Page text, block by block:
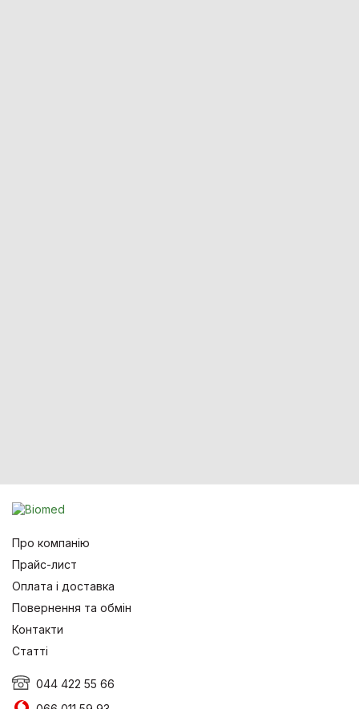
Про компанію
Прайс-лист
Оплата і доставка
Повернення та обмін
Контакти
Статті
044 422 55 66